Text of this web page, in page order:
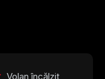
Volan încălzit